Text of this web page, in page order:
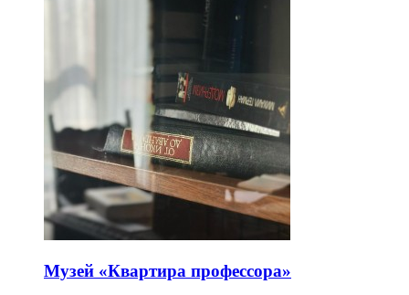
Музей «Квартира профессора»